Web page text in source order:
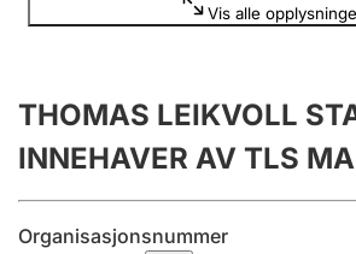
Flere organisasjonsformer
Årsregnskap
Innsending og forsinkelsesgebyr
Tinglysing
Vis alle
THOMAS LEIKVOLL
INNEHAVER AV TLS
Organisasjonsnummer